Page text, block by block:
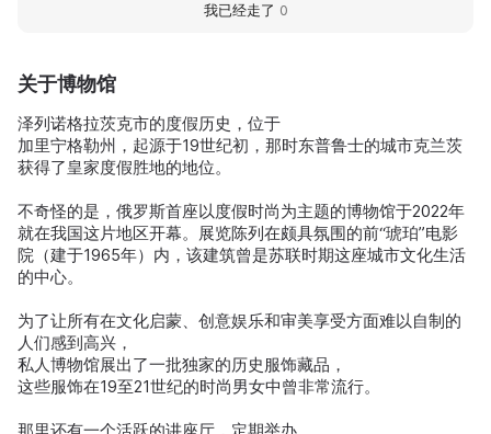
关于博物馆
泽列诺格拉茨克市的度假历史，位于
加里宁格勒州，起源于19世纪初，那时东普鲁士的城市克兰茨
获得了皇家度假胜地的地位。
不奇怪的是，俄罗斯首座以度假时尚为主题的博物馆于2022年
就在我国这片地区开幕。展览陈列在颇具氛围的前“琥珀”电影
院（建于1965年）内，该建筑曾是苏联时期这座城市文化生活
的中心。
为了让所有在文化启蒙、创意娱乐和审美享受方面难以自制的
人们感到高兴，
私人博物馆展出了一批独家的历史服饰藏品，
这些服饰在19至21世纪的时尚男女中曾非常流行。
我已经走了 0